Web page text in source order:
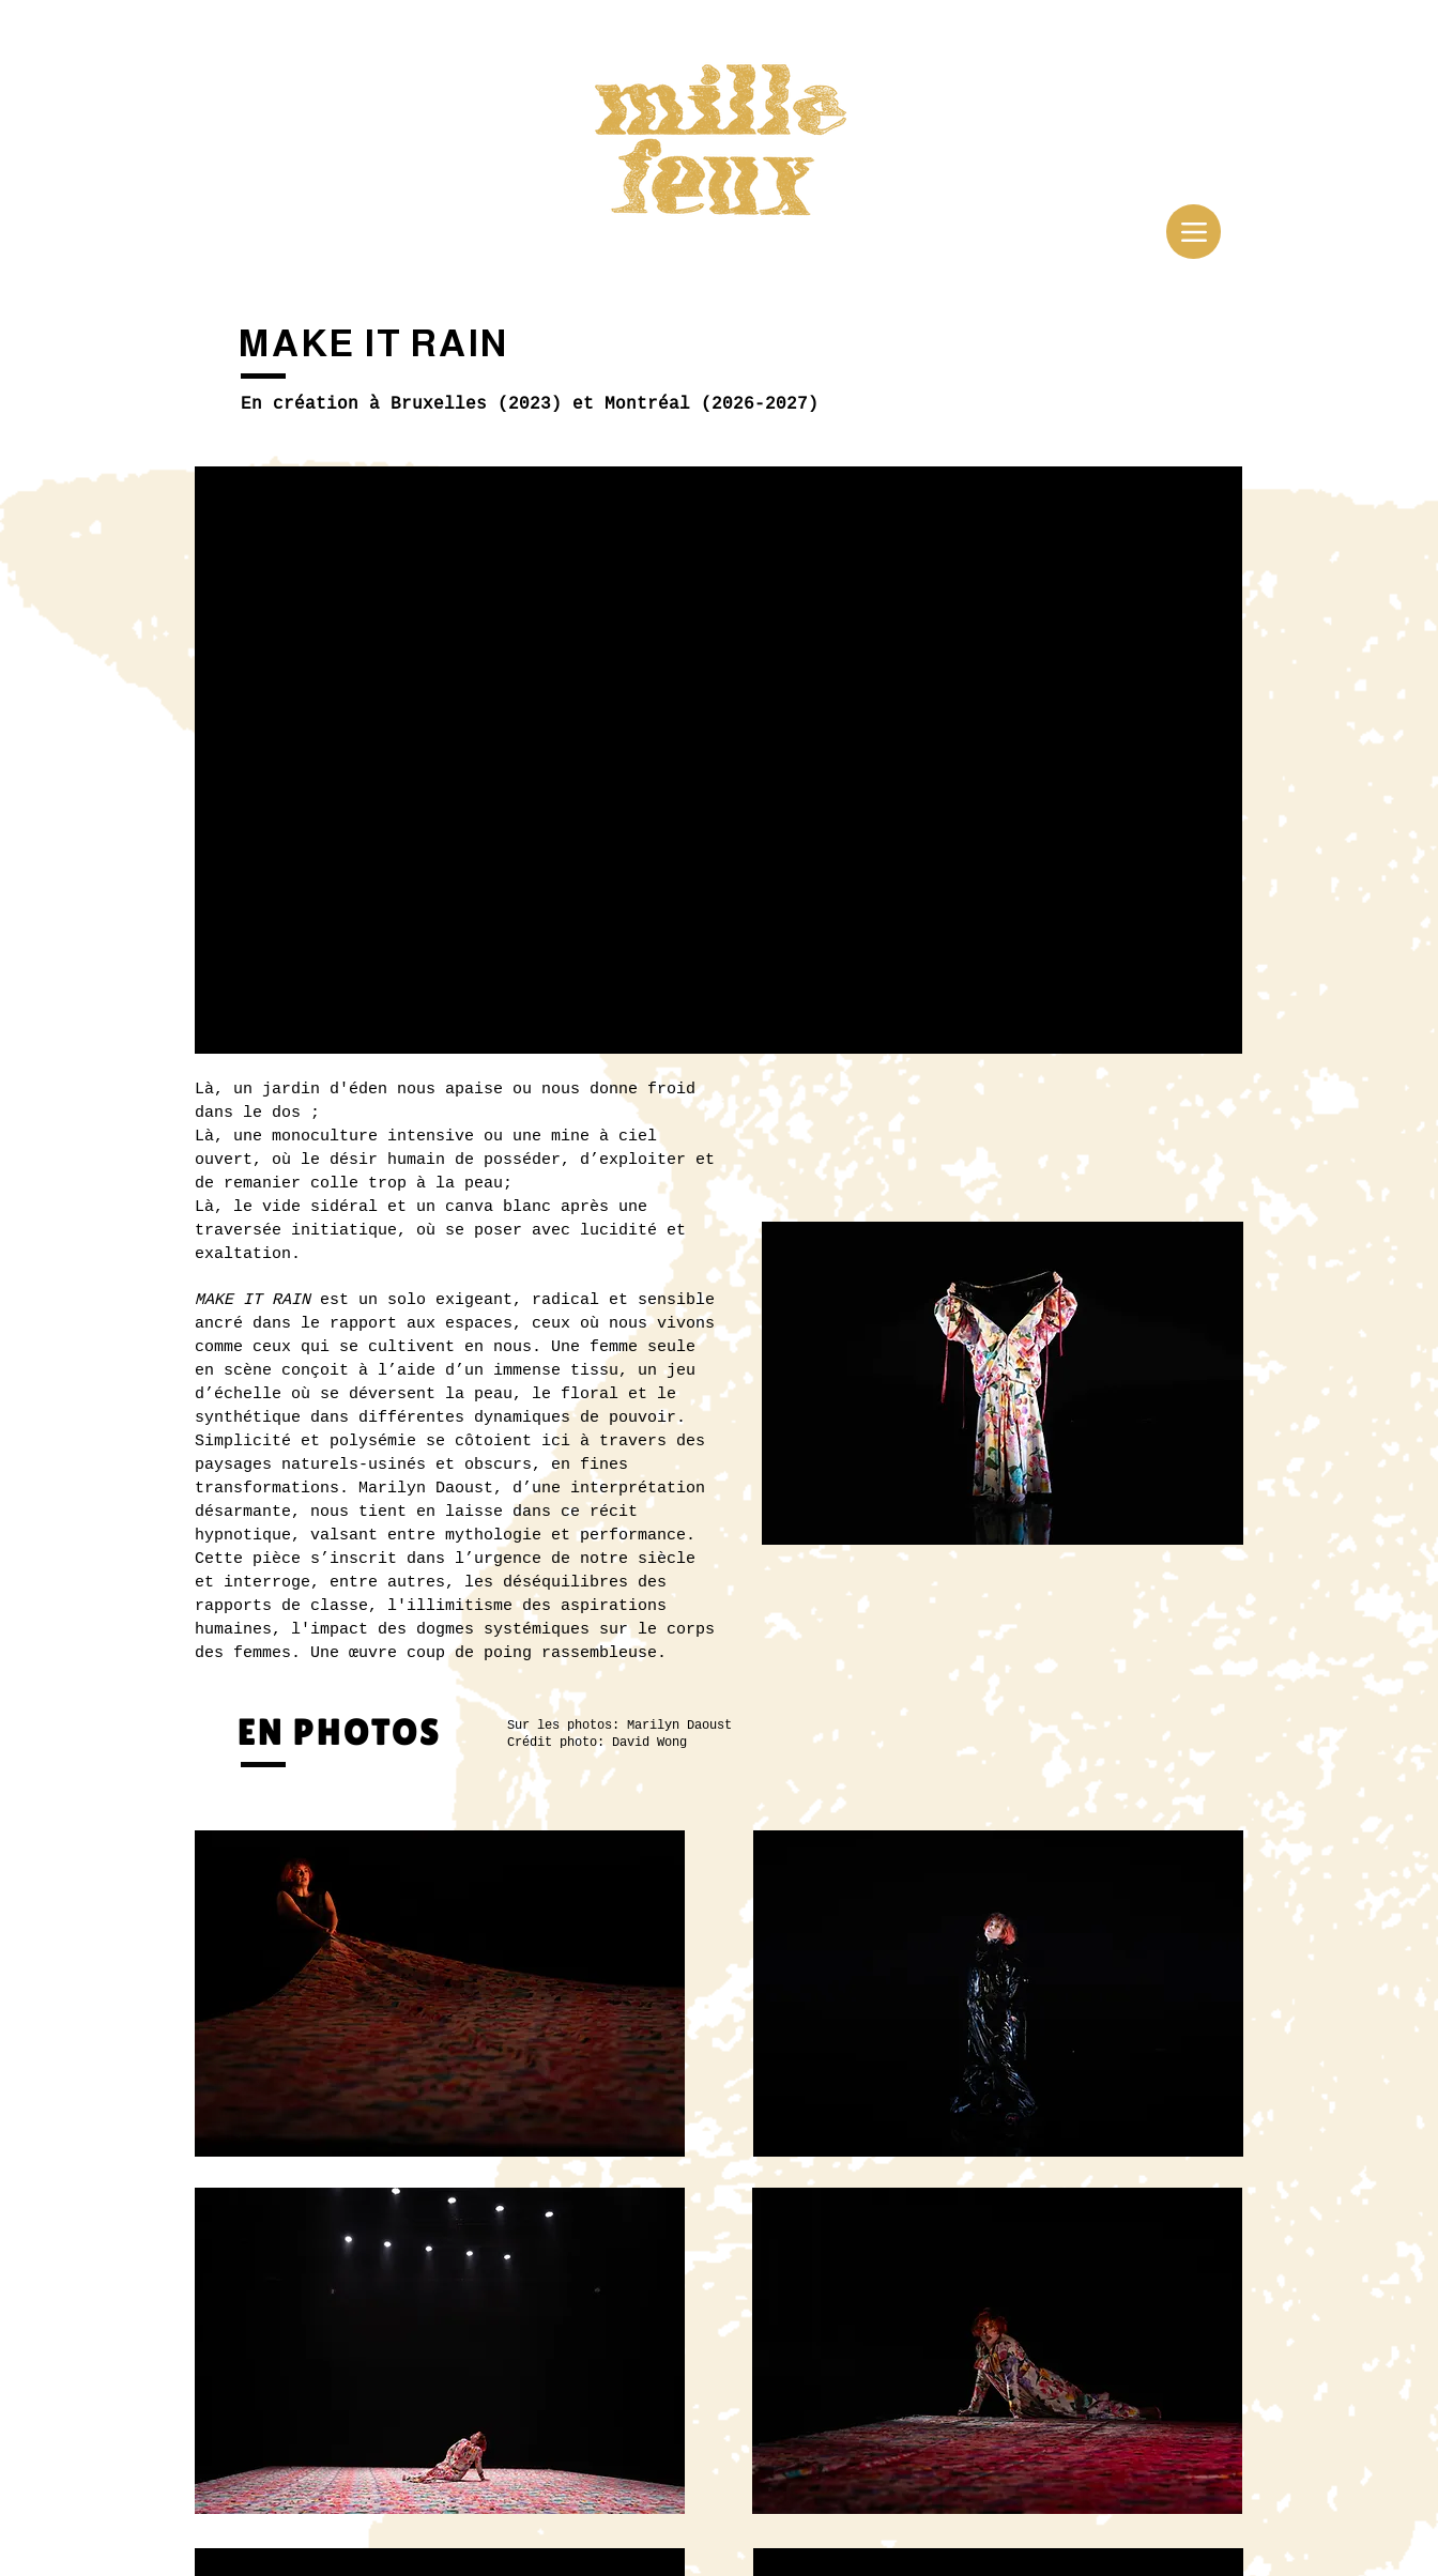
MAKE IT RAIN
En création à Bruxelles (2023) et Montréal (2026-2027)
Là, un jardin d'éden nous apaise ou nous donne froid
dans le dos ;
Là, une monoculture intensive ou une mine à ciel
ouvert, où le désir humain de posséder, d’exploiter et
de remanier colle trop à la peau;
Là, le vide sidéral et un canva blanc après une
traversée initiatique, où se poser avec lucidité et
exaltation.
MAKE IT RAINest un solo exigeant, radical et sensible
ancré dans le rapport aux espaces, ceux où nous vivons
comme ceux qui se cultivent en nous. Une femme seule
en scène conçoit à l’aide d’un immense tissu, un jeu
d’échelle où se déversent la peau, le floral et le
synthétique dans différentes dynamiques de pouvoir.
Simplicité et polysémie se côtoient ici à travers des
paysages naturels-usinés et obscurs, en fines
transformations. Marilyn Daoust, d’une interprétation
désarmante, nous tient en laisse dans ce récit
hypnotique, valsant entre mythologie et performance.
Cette pièce s’inscrit dans l’urgence de notre siècle
et interroge, entre autres, les déséquilibres des
rapports de classe, l'illimitisme des aspirations
humaines, l'impact des dogmes systémiques sur le corps
des femmes. Une œuvre coup de poing rassembleuse.
EN PHOTOS
Sur les photos: Marilyn Daoust
Crédit photo: David Wong